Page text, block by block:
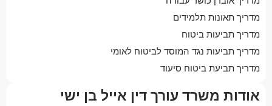
מדריך תאונות תלמידים
מדריך תביעות ביטוח
מדריך תביעות נגד המוסד לביטוח לאומי
מדריך תביעת ביטוח סיעוד
אודות משרד עורך דין אייל בן ישי